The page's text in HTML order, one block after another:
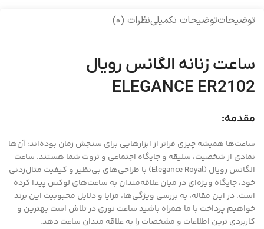
توضیحاتتوضیحات تکمیلینظرات (0)
ساعت زنانه الگانس رویال
ELEGANCE ER2102
مقدمه:
ساعت‌ها همیشه چیزی فراتر از ابزارهایی برای سنجش زمان بوده‌اند؛ آن‌ها
نمادی از شخصیت، سلیقه و جایگاه اجتماعی و ثروت شما هستند. ساعت
الگانس رویال (Elegance Royal) با طراحی‌های بی‌نظیر و کیفیت مثال‌زدنی
خود، جایگاه ویژه‌ای در میان علاقه‌مندان به ساعت‌های لوکس پیدا کرده
است. در این مقاله، به بررسی ویژگی‌ها، مزایا و دلایل محبوبیت این برند
خواهیم پرداخت با ما همراه باشید ساعت نوری در تلاش است بهترین و
کاربردی ترین اطلاعات و مشخصات را به علاقه مندان ساعت دهد.